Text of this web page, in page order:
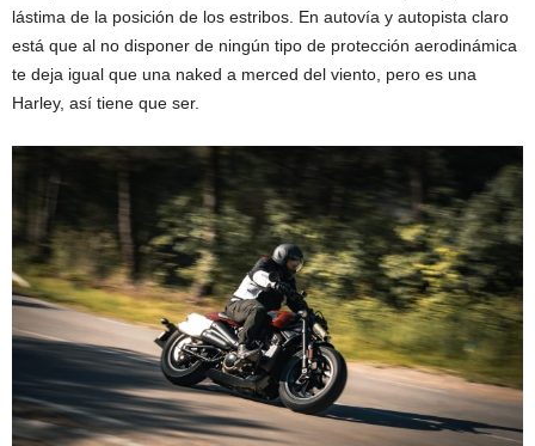
lástima de la posición de los estribos. En autovía y autopista claro
está que al no disponer de ningún tipo de protección aerodinámica
te deja igual que una naked a merced del viento, pero es una
Harley, así tiene que ser.